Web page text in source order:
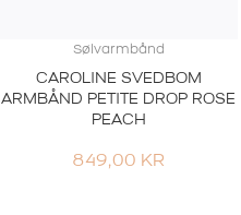
Sølvarmbånd
CAROLINE SVEDBOM
ARMBÅND PETITE DROP ROSE
PEACH
849,00 KR